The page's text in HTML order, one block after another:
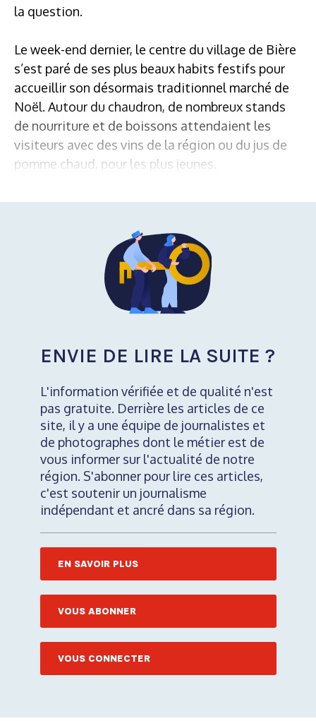
la question.
Le week-end dernier, le centre du village de Bière
s’est paré de ses plus beaux habits festifs pour
accueillir son désormais traditionnel marché de
Noël. Autour du chaudron, de nombreux stands
de nourriture et de boissons attendaient les
visiteurs avec des vins de la région ou du jus de
pomme chaud, pour les plus jeunes.
ENVIE DE LIRE LA SUITE ?
L'information vérifiée et de qualité n'est
pas gratuite. Derrière les articles de ce
site, il y a une équipe de journalistes et
de photographes dont le métier est de
vous informer sur l'actualité de notre
région. S'abonner pour lire ces articles,
c'est soutenir un journalisme
indépendant et ancré dans sa région.
EN SAVOIR PLUS
VOUS ABONNER
VOUS CONNECTER